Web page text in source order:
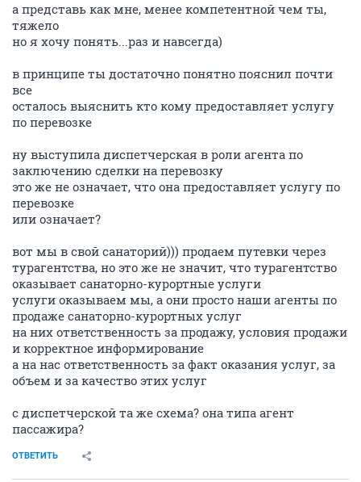
а представь как мне, менее компетентной чем ты,
тяжело
но я хочу понять...раз и навсегда)
в принципе ты достаточно понятно пояснил почти
все
осталось выяснить кто кому предоставляет услугу
по перевозке
ну выступила диспетчерская в роли агента по
заключению сделки на перевозку
это же не означает, что она предоставляет услугу по
перевозке
или означает?
вот мы в свой санаторий))) продаем путевки через
турагентства, но это же не значит, что турагентство
оказывает санаторно-курортные услуги
услуги оказываем мы, а они просто наши агенты по
продаже санаторно-курортных услуг
на них ответственность за продажу, условия продажи
и корректное информирование
а на нас ответственность за факт оказания услуг, за
объем и за качество этих услуг
с диспетчерской та же схема? она типа агент
пассажира?
ОТВЕТИТЬ